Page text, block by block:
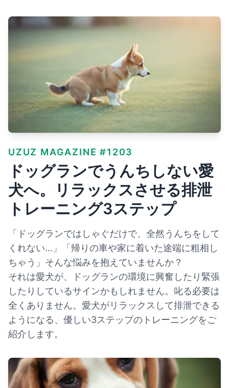
UZUZ MAGAZINE #1203
ドッグランでうんちしない愛
犬へ。リラックスさせる排泄
トレーニング3ステップ
「ドッグランではしゃぐだけで、全然うんちをして
くれない…」「帰りの車や家に着いた途端に粗相し
ちゃう」そんな悩みを抱えていませんか？
それは愛犬が、ドッグランの環境に興奮したり緊張
したりしているサインかもしれません。叱る必要は
全くありません。愛犬がリラックスして排泄できる
ようになる、優しい3ステップのトレーニングをご
紹介します。